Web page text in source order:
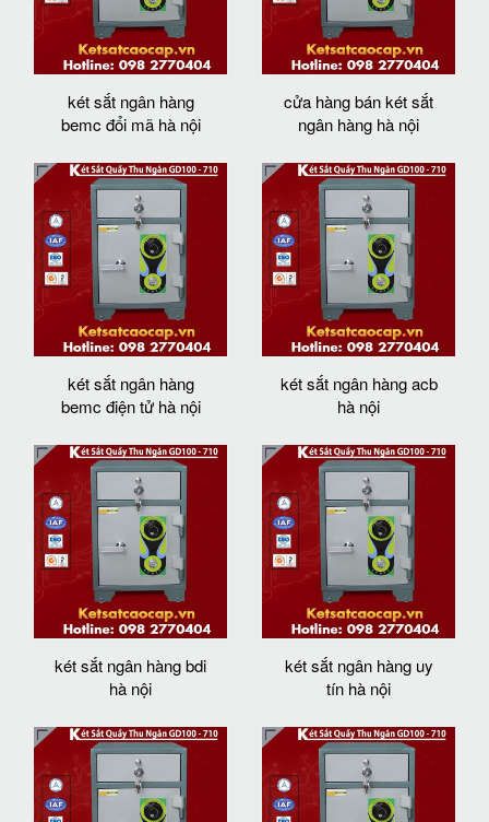
két sắt ngân hàng
bemc đổi mã hà nội
cửa hàng bán két sắt
ngân hàng hà nội
két sắt ngân hàng
bemc điện tử hà nội
két sắt ngân hàng acb
hà nội
két sắt ngân hàng bdi
hà nội
két sắt ngân hàng uy
tín hà nội